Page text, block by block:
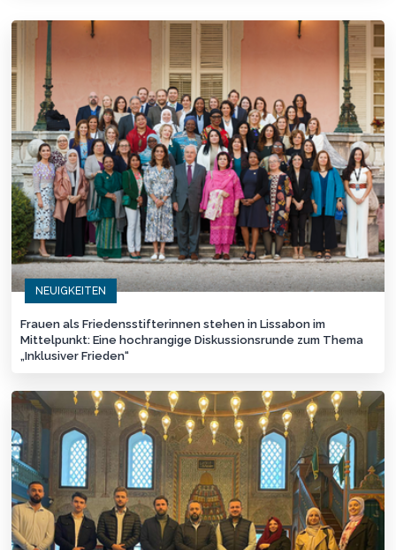
NEUIGKEITEN
Frauen als Friedensstifterinnen stehen in Lissabon im
Mittelpunkt: Eine hochrangige Diskussionsrunde zum Thema
„Inklusiver Frieden“